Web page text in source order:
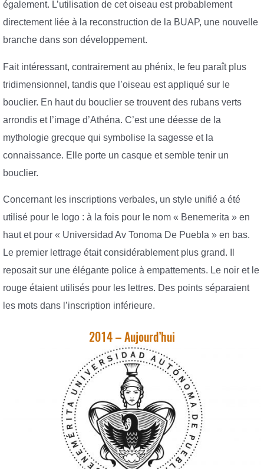
également. L’utilisation de cet oiseau est probablement
directement liée à la reconstruction de la BUAP, une nouvelle
branche dans son développement.
Fait intéressant, contrairement au phénix, le feu paraît plus
tridimensionnel, tandis que l’oiseau est appliqué sur le
bouclier. En haut du bouclier se trouvent des rubans verts
arrondis et l’image d’Athéna. C’est une déesse de la
mythologie grecque qui symbolise la sagesse et la
connaissance. Elle porte un casque et semble tenir un
bouclier.
Concernant les inscriptions verbales, un style unifié a été
utilisé pour le logo : à la fois pour le nom « Benemerita » en
haut et pour « Universidad Av Tonoma De Puebla » en bas.
Le premier lettrage était considérablement plus grand. Il
reposait sur une élégante police à empattements. Le noir et le
rouge étaient utilisés pour les lettres. Des points séparaient
les mots dans l’inscription inférieure.
2014 – Aujourd’hui